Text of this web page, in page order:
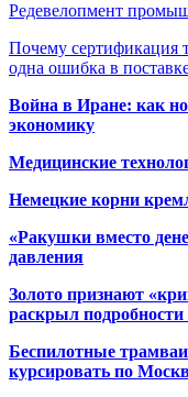
Редевелопмент
Почему сертификация
одна ошибка в
Война в Иране: как
экономику
Медицинские
Немецкие корни
«Ракушки вместо
давления
Золото признают
раскрыл подробности
Беспилотные трамваи
курсировать по